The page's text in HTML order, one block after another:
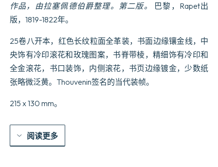
作品，由拉塞佩德伯爵整理。第二版。
巴黎，Rapet出
版，1819-1822年。
25卷八开本，红色长纹粒面全革装，书面边缘镶金线，中
央饰有冷印滚花和玫瑰图案，书脊带棱，精细饰有冷印和
全金滚花，书口装饰，内侧滚花，书页边缘镀金，少数纸
张略微泛黄。Thouvenin签名的当代装帧。
215 x 130 mm。
阅读更多